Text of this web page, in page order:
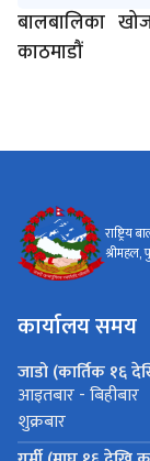
बालबालिका
काठमाडौं
राष्ट्रिय
कार्यालय समय
जाडो (कार्तिक १६
आइतबार - बिहीबार
शुक्रबार